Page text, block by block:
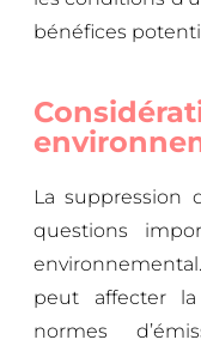
bénéfices
La suppression
questions
peut affecter
normes